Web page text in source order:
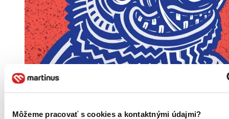
Môžeme pracovať s cookies a kontaktnými údajmi?